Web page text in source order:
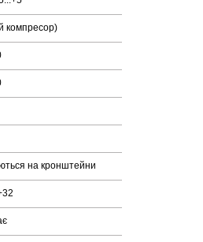
компресор)
на кронштейни